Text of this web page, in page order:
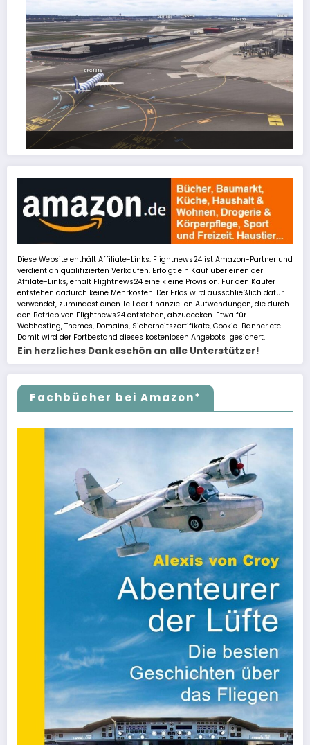
FSLTL Traffic: Tipps und Tricks, damit es klappt!
Diese Website enthält Affiliate-Links. Flightnews24 ist Amazon-Partner und
verdient an qualifizierten Verkäufen. Erfolgt ein Kauf über einen der
Affilate-Links, erhält Flightnews24 eine kleine Provision. Für den Käufer
entstehen dadurch keine Mehrkosten. Der Erlös wird ausschließlich dafür
verwendet, zumindest einen Teil der finanziellen Aufwendungen, die durch
den Betrieb von Flightnews24 entstehen, abzudecken. Etwa für
Webhosting, Themes, Domains, Sicherheitszertifikate, Cookie-Banner etc.
Damit wird der Fortbestand dieses kostenlosen Angebots gesichert.
Ein herzliches Dankeschön an alle Unterstützer!
Fachbücher bei Amazon*